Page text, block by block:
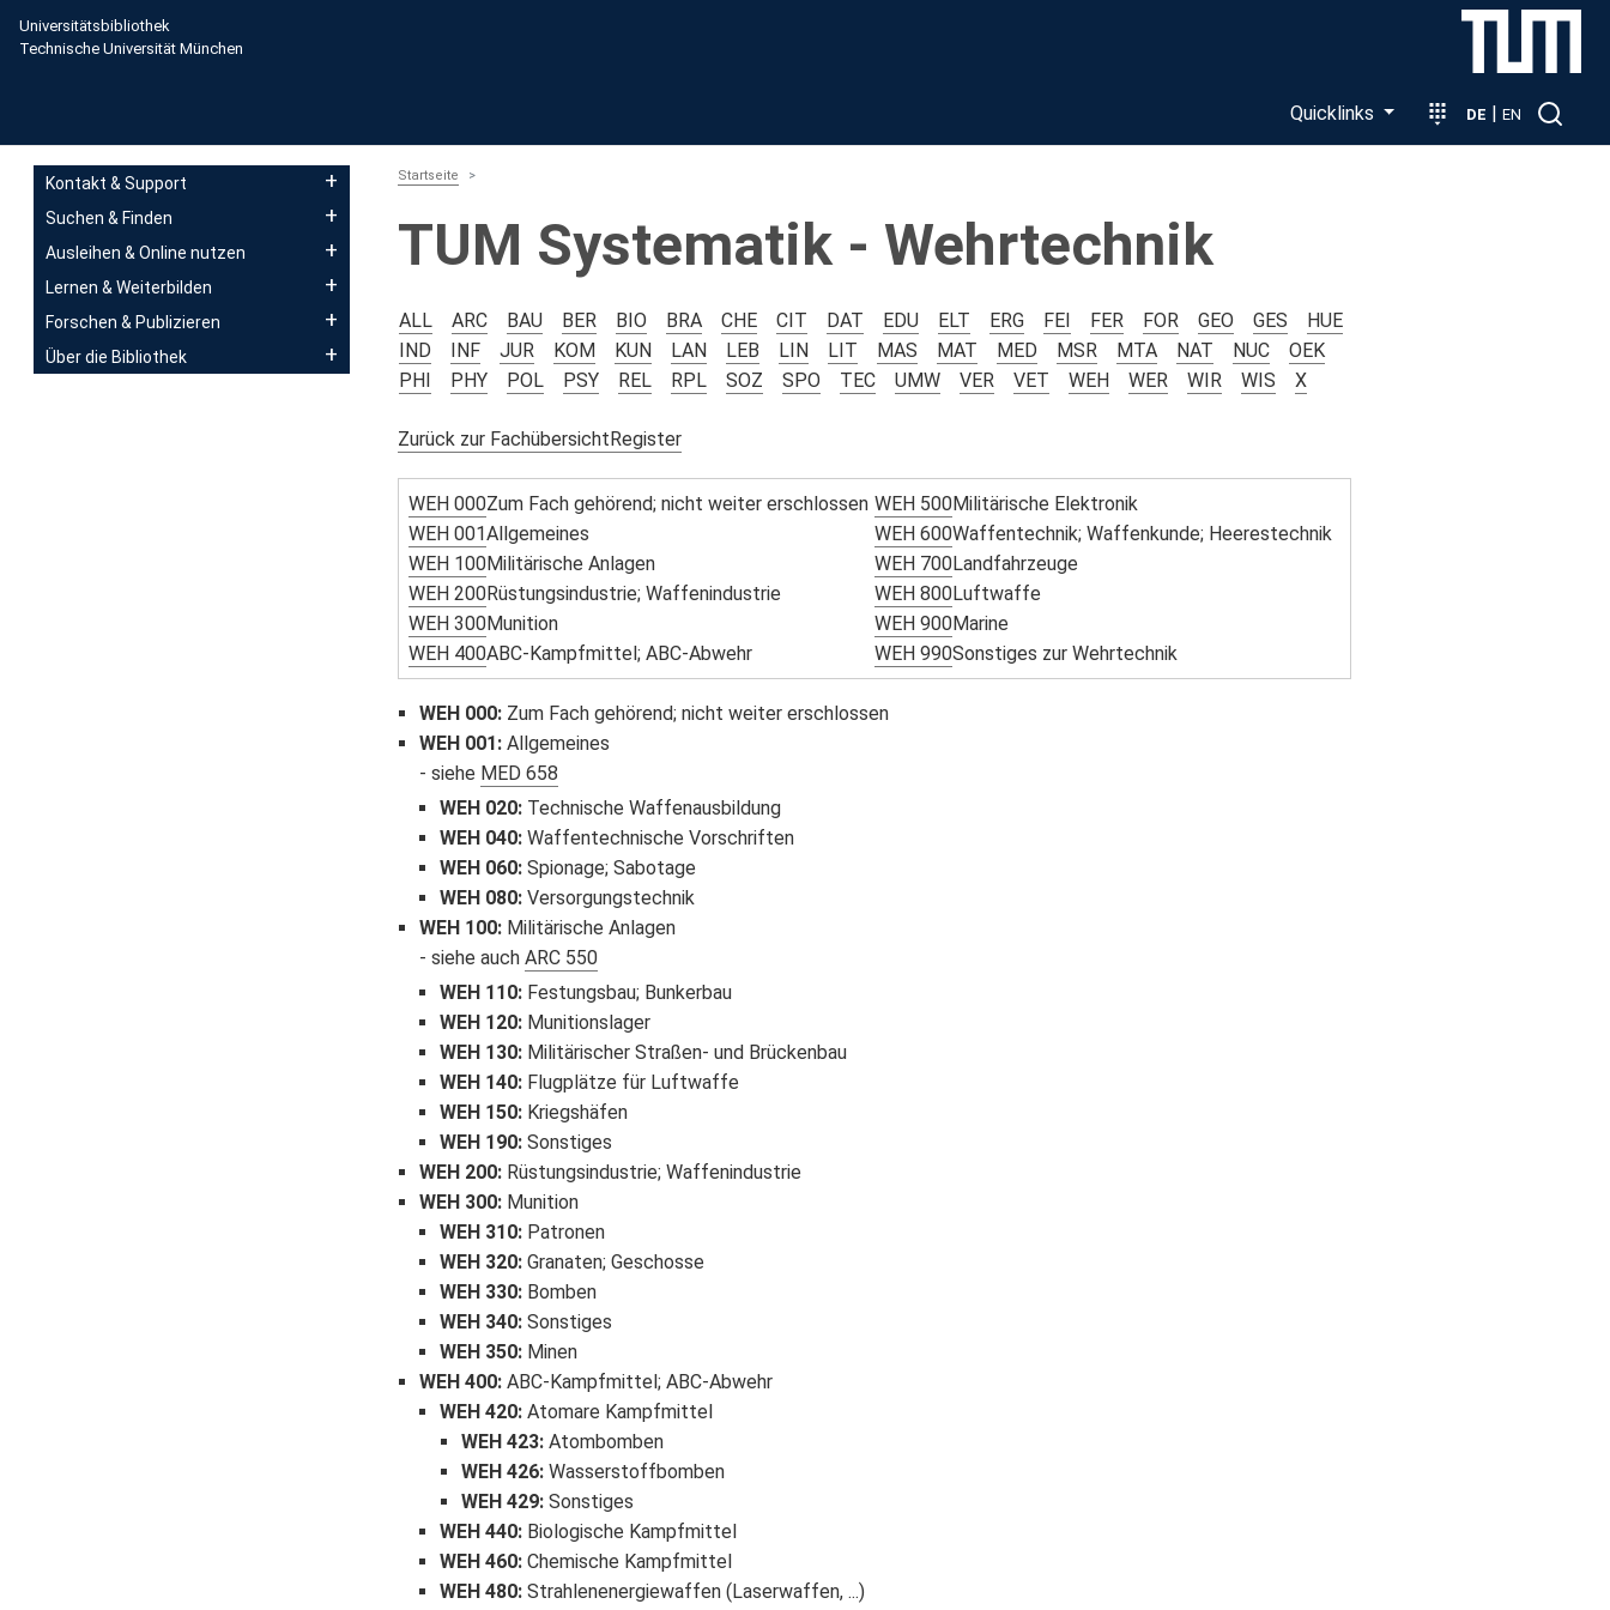
Direkt zum Inhalt
Universitätsbibliothek
Technische Universität München
Quicklinks DE | EN
Startseite
TUM Systematik - Wehrtechnik
ALL ARC BAU BER BIO BRA CHE CIT DAT EDU ELT ERG FEI FER FOR GEO GES
HUE
IND
INF JUR KOM KUN LAN LEB LIN LIT MAS MAT MED MSR MTA NAT NUC
OEK
PHI
PHY POL PSY REL RPL SOZ SPO TEC UMW VER VET WEH WER WIR WIS X
Zurück zur FachübersichtRegister
WEH 000Zum Fach gehörend; nicht weiter erschlossen
WEH 001Allgemeines
WEH 100Militärische Anlagen
WEH 200Rüstungsindustrie; Waffenindustrie
WEH 300Munition
WEH 400ABC-Kampfmittel; ABC-Abwehr
WEH 500Militärische Elektronik
WEH 600Waffentechnik; Waffenkunde; Heerestechnik
WEH 700Landfahrzeuge
WEH 800Luftwaffe
WEH 900Marine
WEH 990Sonstiges zur Wehrtechnik
WEH 000:Zum Fach gehörend; nicht weiter erschlossen
WEH 001:Allgemeines
siehe MED 658
WEH 020: Technische Waffenausbildung
WEH 040: Waffentechnische Vorschriften
WEH 060: Spionage; Sabotage
WEH 080: Versorgungstechnik
WEH 100:Militärische Anlagen
siehe auch ARC 550
WEH 110: Festungsbau; Bunkerbau
WEH 120: Munitionslager
WEH 130: Militärischer Straßen- und Brückenbau
WEH 140: Flugplätze für Luftwaffe
WEH 150: Kriegshäfen
WEH 190: Sonstiges
WEH 200:Rüstungsindustrie; Waffenindustrie
WEH 300:Munition
WEH 310: Patronen
WEH 320: Granaten; Geschosse
WEH 330: Bomben
WEH 340: Sonstiges
WEH 350: Minen
WEH 400:ABC-Kampfmittel; ABC-Abwehr
WEH 420: Atomare Kampfmittel
WEH 423:Atombomben
WEH 426:Wasserstoffbomben
WEH 429:Sonstiges
WEH 440: Biologische Kampfmittel
WEH 460: Chemische Kampfmittel
WEH 480: Strahlenenergiewaffen (Laserwaffen, ...)
Main navigation
Kontakt & Support
Suchen & Finden
Ausleihen & Online nutzen
Lernen & Weiterbilden
Forschen & Publizieren
Über die Bibliothek